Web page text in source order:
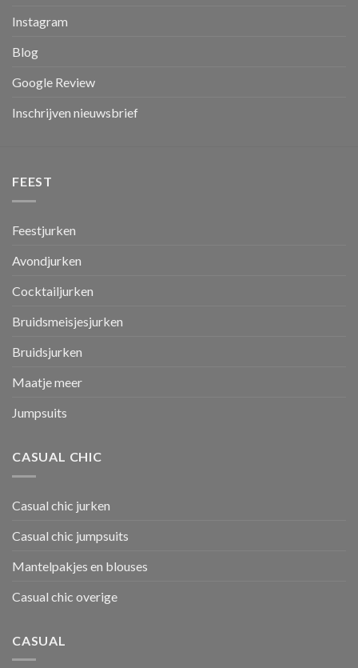
Instagram
Blog
Google Review
Inschrijven nieuwsbrief
FEEST
Feestjurken
Avondjurken
Cocktailjurken
Bruidsmeisjesjurken
Bruidsjurken
Maatje meer
Jumpsuits
CASUAL CHIC
Casual chic jurken
Casual chic jumpsuits
Mantelpakjes en blouses
Casual chic overige
CASUAL